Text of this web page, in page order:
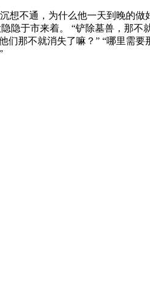
想不通，为什么他一天到晚的做
隐于市来着。 “铲除墓兽，那不
们那不就消失了嘛？” “哪里需要